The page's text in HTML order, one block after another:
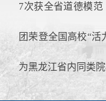
7次获全省道德模
团荣登全国高校“活
为黑龙江省内同类